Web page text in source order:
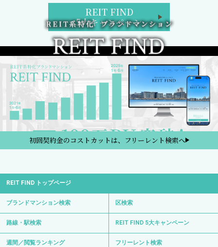
REIT FIND
5大キャンペーン
初回契約金のコストカットは、フリーレント検索へ
REIT FIND トップページ
ブランドマンション検索 区検索
路線・駅検索 REIT FIND 5大キャンペーン
週間／閲覧ランキング フリーレント検索